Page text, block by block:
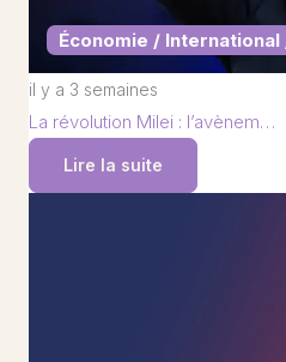
Économie /
il y a 3 semaines
La révolution Milei : l’avènem…
Lire la suite